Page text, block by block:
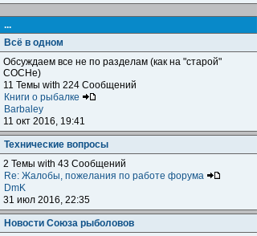
...
Всё в одном
Обсуждаем все не по разделам (как на "старой"
СОСНе)
11 Темы with 224 Сообщений
Книги о рыбалке
Barbaley
11 окт 2016, 19:41
Технические вопросы
2 Темы with 43 Сообщений
Re: Жалобы, пожелания по работе форума
DmK
31 июл 2016, 22:35
Новости Союза рыболовов